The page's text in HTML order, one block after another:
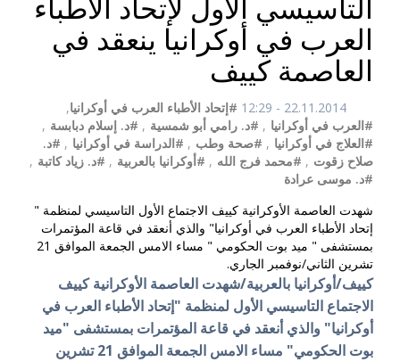
العرب في أوكرانيا ينعقد في
العاصمة كييف
22.11.2014 - 12:29 #إتحاد الأطباء العرب في أوكرانيا,
#العرب في أوكرانيا , #د. رامي أبو شمسية , #د. إسلام دبابسة ,
#العلاج في أوكرانيا , #صحة وطب , #الدراسة في أوكرانيا , #د.
صلاح زقوت , #محمد فرج الله , #أوكرانيا بالعربية , #د. زياد كاتبة ,
#د. موسى عرادة
شهدت العاصمة الأوكرانية كييف الاجتماع الأول التاسيسي لمنظمة "
إتحاد الأطباء العرب في أوكرانيا" والذي أنعقد في قاعة المؤتمرات
بمستشفى " ميد بوت الحكومي " مساء الامس الجمعة الموافق 21
تشرين الثاني/نوفمبر الجاري.
كييف/أوكرانيا بالعربية/شهدت العاصمة الأوكرانية كييف
الاجتماع التاسيسي الأول لمنظمة "إتحاد الأطباء العرب في
أوكرانيا" والذي أنعقد في قاعة المؤتمرات بمستشفى "ميد
بوت الحكومي" مساء الامس الجمعة الموافق 21 تشرين